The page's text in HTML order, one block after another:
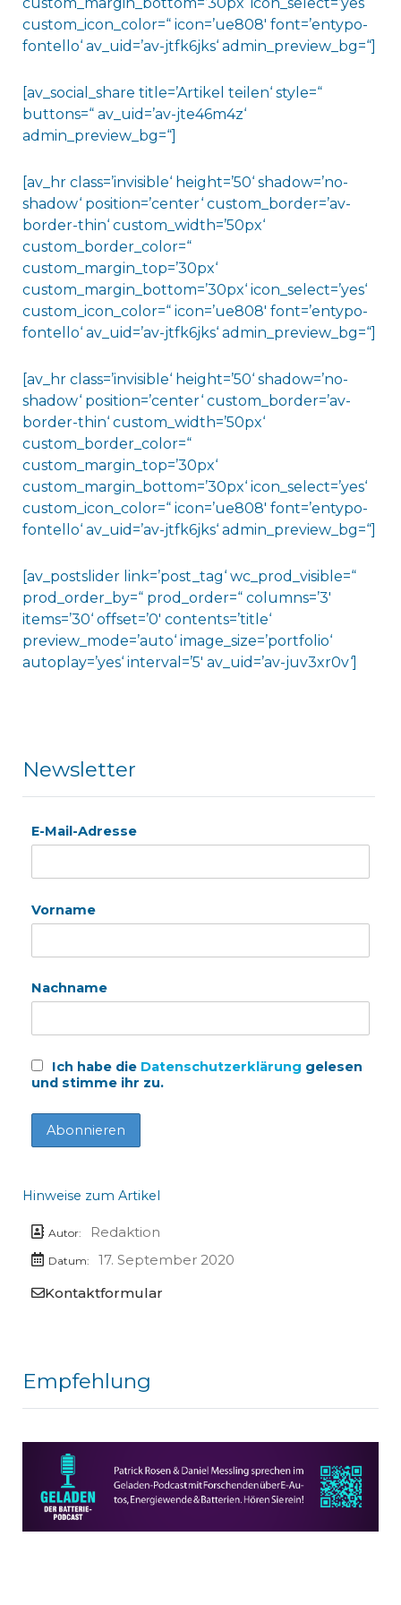
custom_icon_color=“ icon=’ue808′ font=’entypo-
fontello‘ av_uid=’av-jtfk6jks‘ admin_preview_bg=“]
[av_social_share title=’Artikel teilen‘ style=“
buttons=“ av_uid=’av-jte46m4z‘
admin_preview_bg=“]
[av_hr class=’invisible‘ height=’50‘ shadow=’no-
shadow‘ position=’center‘ custom_border=’av-
border-thin‘ custom_width=’50px‘
custom_border_color=“
custom_margin_top=’30px‘
custom_margin_bottom=’30px‘ icon_select=’yes‘
custom_icon_color=“ icon=’ue808′ font=’entypo-
fontello‘ av_uid=’av-jtfk6jks‘ admin_preview_bg=“]
[av_hr class=’invisible‘ height=’50‘ shadow=’no-
shadow‘ position=’center‘ custom_border=’av-
border-thin‘ custom_width=’50px‘
custom_border_color=“
custom_margin_top=’30px‘
custom_margin_bottom=’30px‘ icon_select=’yes‘
custom_icon_color=“ icon=’ue808′ font=’entypo-
fontello‘ av_uid=’av-jtfk6jks‘ admin_preview_bg=“]
[av_postslider link=’post_tag‘ wc_prod_visible=“
prod_order_by=“ prod_order=“ columns=’3′
items=’30‘ offset=’0′ contents=’title‘
preview_mode=’auto‘ image_size=’portfolio‘
autoplay=’yes‘ interval=’5′ av_uid=’av-juv3xr0v‘]
Newsletter
E-Mail-Adresse
Vorname
Nachname
Ich habe die Datenschutzerklärung gelesen
und stimme ihr zu.
Hinweise zum Artikel
Autor: Redaktion
Datum:
17. September 2020
Kontaktformular
Empfehlung